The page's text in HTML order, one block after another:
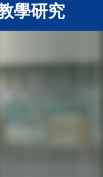
學研究